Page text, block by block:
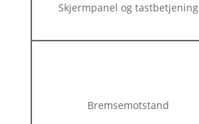
Skjermpanel og tastbetjening
Bremsemotstand